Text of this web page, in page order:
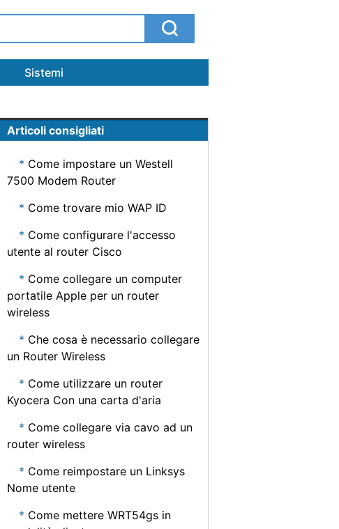
Sistemi
Articoli consigliati
Come impostare un Westell
7500 Modem Router
Come trovare mio WAP ID
Come configurare l'accesso
utente al router Cisco
Come collegare un computer
portatile Apple per un router
wireless
Che cosa è necessario collegare
un Router Wireless
Come utilizzare un router
Kyocera Con una carta d'aria
Come collegare via cavo ad un
router wireless
Come reimpostare un Linksys
Nome utente
Come mettere WRT54gs in